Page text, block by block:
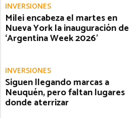
INVERSIONES
Milei encabeza el martes en
Nueva York la inauguración de
‘Argentina Week 2026’
INVERSIONES
Siguen llegando marcas a
Neuquén, pero faltan lugares
donde aterrizar